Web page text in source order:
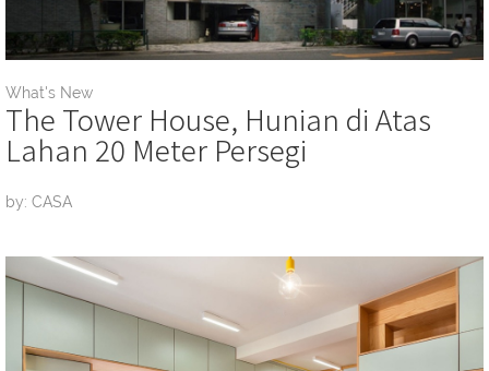
What's New
The Tower House, Hunian di Atas
Lahan 20 Meter Persegi
by: CASA